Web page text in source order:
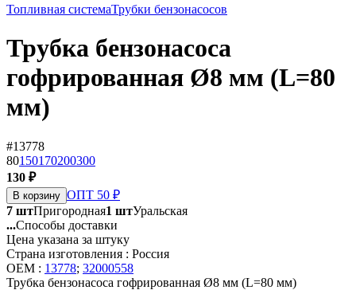
Топливная системаТрубки бензонасосов
Трубка бензонасоса
гофрированная Ø8 мм (L=80
мм)
#13778
80150170200300
130 ₽
В корзину ОПТ 50 ₽
7 штПригородная1 штУральская
...Способы доставки
Цена указана за штуку
Страна изготовления : Россия
OEM : 13778; 32000558
Трубка бензонасоса гофрированная Ø8 мм (L=80 мм)